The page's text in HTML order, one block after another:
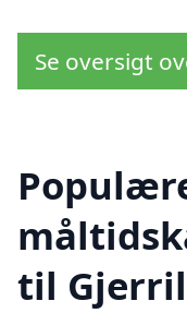
Se oversigt
til